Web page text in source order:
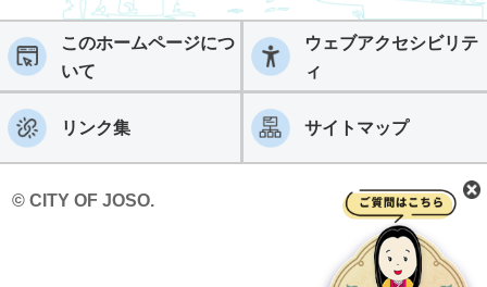
このホームページにつ
いて
ウェブアクセシビリテ
ィ
リンク集 サイトマップ
© CITY OF JOSO.